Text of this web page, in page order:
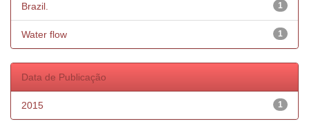
1
Brazil.
1
Water flow
Data de Publicação
1
2015